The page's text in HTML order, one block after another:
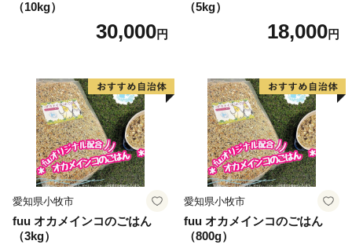
（10kg）
30,000円
（5kg）
18,000円
愛知県小牧市
fuu オカメインコのごはん
（3kg）
愛知県小牧市
fuu オカメインコのごはん
（800g）